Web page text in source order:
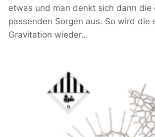
etwas und man denkt sich dann die
passenden Sorgen aus. So wird die
Gravitation wieder…